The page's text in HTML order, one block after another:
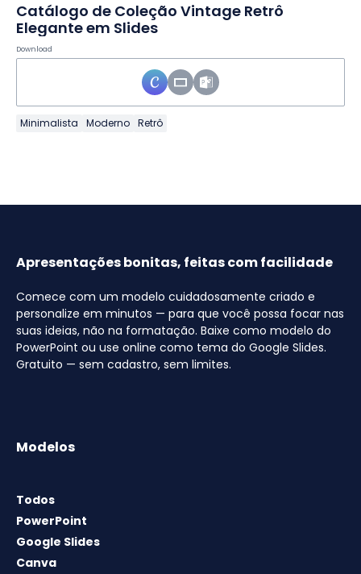
Catálogo de Coleção Vintage Retrô
Elegante em Slides
Download
Minimalista Moderno Retrô
Apresentações bonitas, feitas com facilidade
Comece com um modelo cuidadosamente criado e
personalize em minutos — para que você possa focar nas
suas ideias, não na formatação. Baixe como modelo do
PowerPoint ou use online como tema do Google Slides.
Gratuito — sem cadastro, sem limites.
Modelos
Todos
PowerPoint
Google Slides
Canva